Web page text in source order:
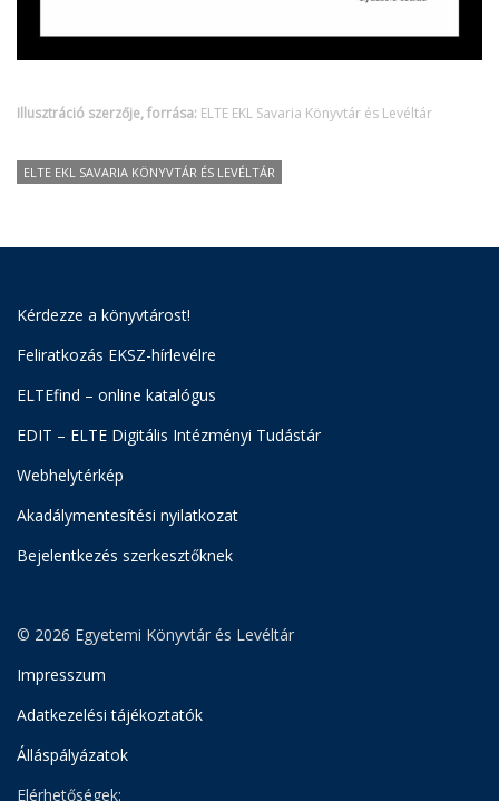
Illusztráció szerzője, forrása: ELTE EKL Savaria Könyvtár és Levéltár
ELTE EKL SAVARIA KÖNYVTÁR ÉS LEVÉLTÁR
Kérdezze a könyvtárost!
Feliratkozás EKSZ-hírlevélre
ELTEfind – online katalógus
EDIT – ELTE Digitális Intézményi Tudástár
Webhelytérkép
Akadálymentesítési nyilatkozat
Bejelentkezés szerkesztőknek
© 2026 Egyetemi Könyvtár és Levéltár
Impresszum
Adatkezelési tájékoztatók
Álláspályázatok
Elérhetőségek: